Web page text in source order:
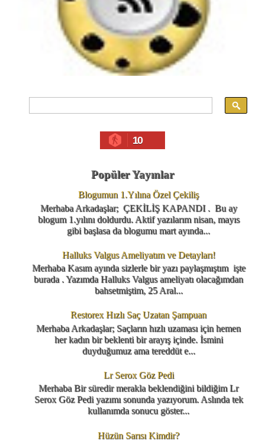
10
Popüler Yayınlar
Blogumun 1.Yılına Özel Çekiliş
Merhaba Arkadaşlar; ÇEKİLİŞ KAPANDI . Bu ay
blogum 1.yılını doldurdu. Aktif yazılarım nisan, mayıs
gibi başlasa da blogumu mart ayında...
Halluks Valgus Ameliyatım ve Detayları!
Merhaba Kasım ayında sizlerle bir yazı paylaşmıştım işte
burada . Yazımda Halluks Valgus ameliyatı olacağımdan
bahsetmiştim, 25 Aral...
Restorex Hızlı Saç Uzatan Şampuan
Merhaba Arkadaşlar; Saçların hızlı uzaması için hemen
her kadın bir beklenti bir arayış içinde. İsmini
duyduğumuz ama tereddüt e...
Lr Serox Göz Pedi
Merhaba Bir süredir merakla beklendiğini bildiğim Lr
Serox Göz Pedi yazımı sonunda yazıyorum. Aslında tek
kullanımda sonucu göster...
Hüzün Sarısı Kimdir?